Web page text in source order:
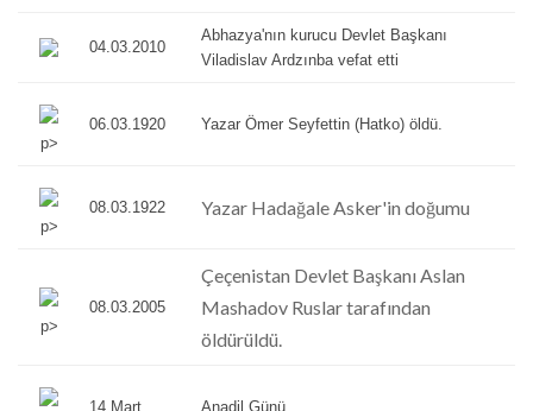
04.03.2010
Abhazya'nın kurucu Devlet Başkanı
Viladislav Ardzınba vefat etti
p>
06.03.1920 Yazar Ömer Seyfettin (Hatko) öldü.
p>
08.03.1922 Yazar Hadağale Asker'in doğumu
p>
08.03.2005
Çeçenistan Devlet Başkanı Aslan
Mashadov Ruslar tarafından
öldürüldü.
14 Mart Anadil Günü